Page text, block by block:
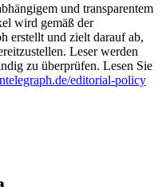
und transparentem
wird gemäß der
erstellt und zielt darauf ab,
Leser werden
zu überprüfen. Lesen Sie
editorial-policy